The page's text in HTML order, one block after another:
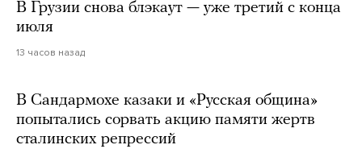
В Грузии снова блэкаут — уже третий с конца
июля
13 часов назад
В Сандармохе казаки и «Русская община»
попытались сорвать акцию памяти жертв
сталинских репрессий